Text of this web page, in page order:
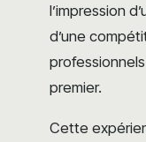
l’impression
d’une
premier.
Cette